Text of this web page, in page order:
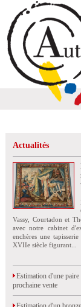
Actualités
Vassy, Courtadon et
avec notre cabinet
enchères une
XVIIe siècle figurant...
Estimation d'une paire
prochaine vente